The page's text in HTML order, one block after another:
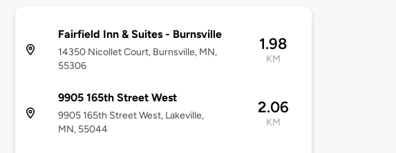
Fairfield Inn & Suites - Burnsville
14350 Nicollet Court, Burnsville, MN,
55306
1.98
KM
9905 165th Street West
9905 165th Street West, Lakeville,
MN, 55044
2.06
KM